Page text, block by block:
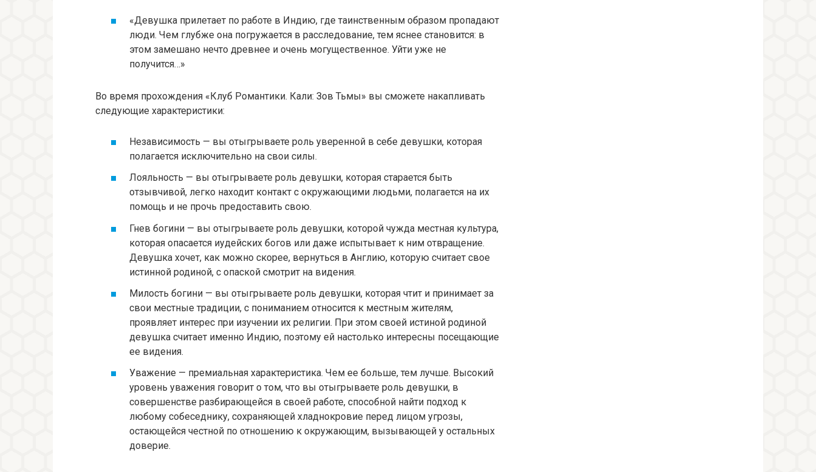
«Девушка прилетает по работе в Индию, где таинственным образом пропадают
люди. Чем глубже она погружается в расследование, тем яснее становится: в
этом замешано нечто древнее и очень могущественное. Уйти уже не
получится…»
Во время прохождения «Клуб Романтики. Кали: Зов Тьмы» вы сможете накапливать
следующие характеристики:
Независимость — вы отыгрываете роль уверенной в себе девушки, которая
полагается исключительно на свои силы.
Лояльность — вы отыгрываете роль девушки, которая старается быть
отзывчивой, легко находит контакт с окружающими людьми, полагается на их
помощь и не прочь предоставить свою.
Гнев богини — вы отыгрываете роль девушки, которой чужда местная культура,
которая опасается иудейских богов или даже испытывает к ним отвращение.
Девушка хочет, как можно скорее, вернуться в Англию, которую считает свое
истинной родиной, с опаской смотрит на видения.
Милость богини — вы отыгрываете роль девушки, которая чтит и принимает за
свои местные традиции, с пониманием относится к местным жителям,
проявляет интерес при изучении их религии. При этом своей истиной родиной
девушка считает именно Индию, поэтому ей настолько интересны посещающие
ее видения.
Уважение — премиальная характеристика. Чем ее больше, тем лучше. Высокий
уровень уважения говорит о том, что вы отыгрываете роль девушки, в
совершенстве разбирающейся в своей работе, способной найти подход к
любому собеседнику, сохраняющей хладнокровие перед лицом угрозы,
остающейся честной по отношению к окружающим, вызывающей у остальных
доверие.